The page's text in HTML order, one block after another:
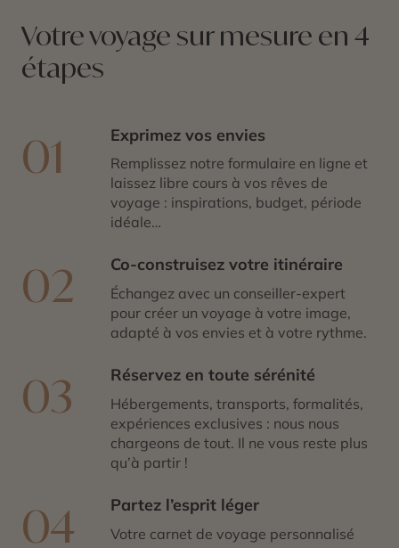
Votre voyage sur mesure en 4
étapes
01 Exprimez vos envies
Remplissez notre formulaire en ligne et
laissez libre cours à vos rêves de
voyage : inspirations, budget, période
idéale…
02 Co-construisez votre itinéraire
Échangez avec un conseiller-expert
pour créer un voyage à votre image,
adapté à vos envies et à votre rythme.
03 Réservez en toute sérénité
Hébergements, transports, formalités,
expériences exclusives : nous nous
chargeons de tout. Il ne vous reste plus
qu’à partir !
04 Partez l’esprit léger
Votre carnet de voyage personnalisé